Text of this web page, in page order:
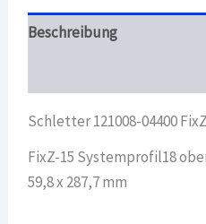
Beschreibung
Schletter 121008-04400
FixZ-15 Systemprofil18
59,8 x 287,7 mm